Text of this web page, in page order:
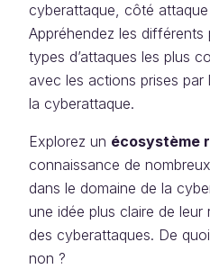
cyberattaque, côté
Appréhendez les différents
types d’attaques les plus
avec les actions prises par
la cyberattaque.
Explorez un écosystème
connaissance de nombreux
dans le domaine de la
une idée plus claire de
des cyberattaques. De
non ?